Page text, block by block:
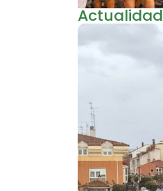
Actualidad